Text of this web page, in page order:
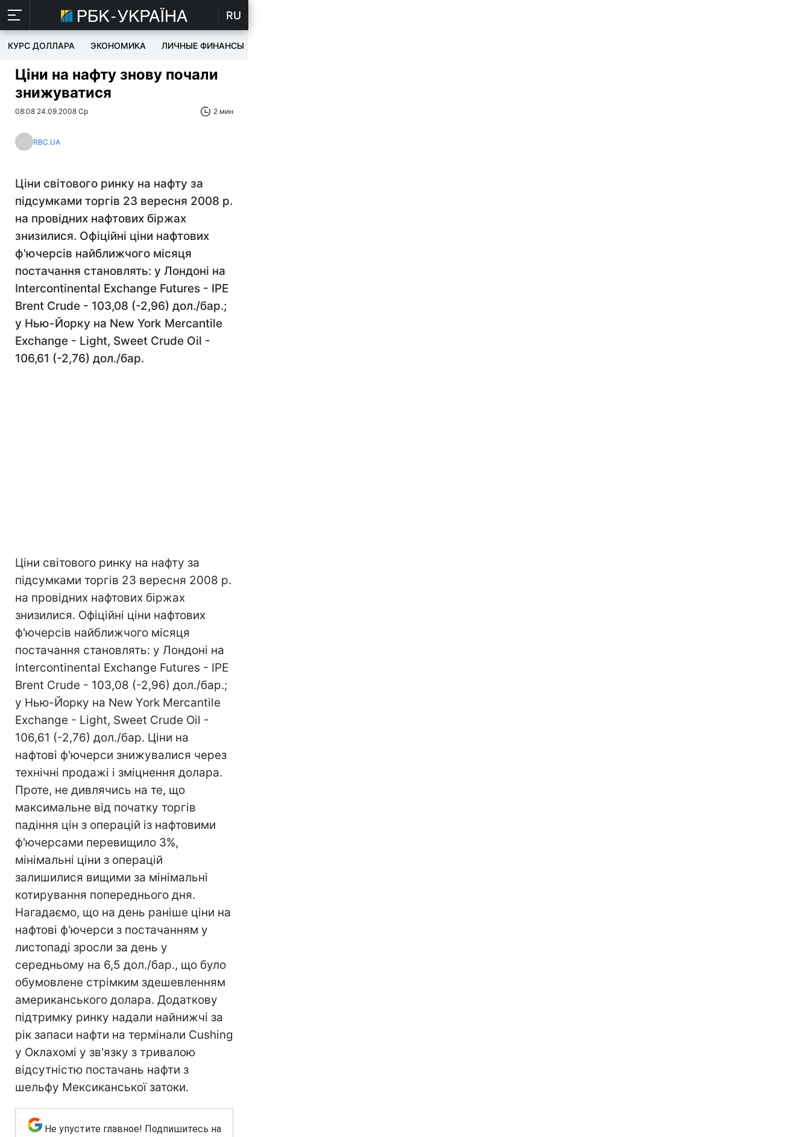
RU
КУРС ДОЛЛАРА ЭКОНОМИКА ЛИЧНЫЕ ФИНАНСЫ
Ціни на нафту знову почали
знижуватися
08:08 24.09.2008 Ср 2 мин
RBC.UA
Ціни світового ринку на нафту за
підсумками торгів 23 вересня 2008 р.
на провідних нафтових біржах
знизилися. Офіційні ціни нафтових
ф'ючерсів найближчого місяця
постачання становлять: у Лондоні на
Intercontinental Exchange Futures - IPE
Brent Crude - 103,08 (-2,96) дол./бар.;
у Нью-Йорку на New York Mercantile
Exchange - Light, Sweet Crude Oil -
106,61 (-2,76) дол./бар.
Ціни світового ринку на нафту за
підсумками торгів 23 вересня 2008 р.
на провідних нафтових біржах
знизилися. Офіційні ціни нафтових
ф'ючерсів найближчого місяця
постачання становлять: у Лондоні на
Intercontinental Exchange Futures - IPE
Brent Crude - 103,08 (-2,96) дол./бар.;
у Нью-Йорку на New York Mercantile
Exchange - Light, Sweet Crude Oil -
106,61 (-2,76) дол./бар. Ціни на
нафтові ф'ючерси знижувалися через
технічні продажі і зміцнення долара.
Проте, не дивлячись на те, що
максимальне від початку торгів
падіння цін з операцій із нафтовими
ф'ючерсами перевищило 3%,
мінімальні ціни з операцій
залишилися вищими за мінімальні
котирування попереднього дня.
Нагадаємо, що на день раніше ціни на
нафтові ф'ючерси з постачанням у
листопаді зросли за день у
середньому на 6,5 дол./бар., що було
обумовлене стрімким здешевленням
американського долара. Додаткову
підтримку ринку надали найнижчі за
рік запаси нафти на термінали Cushing
у Оклахомі у зв'язку з тривалою
відсутністю постачань нафти з
шельфу Мексиканської затоки.
Не упустите главное! Подпишитесь на